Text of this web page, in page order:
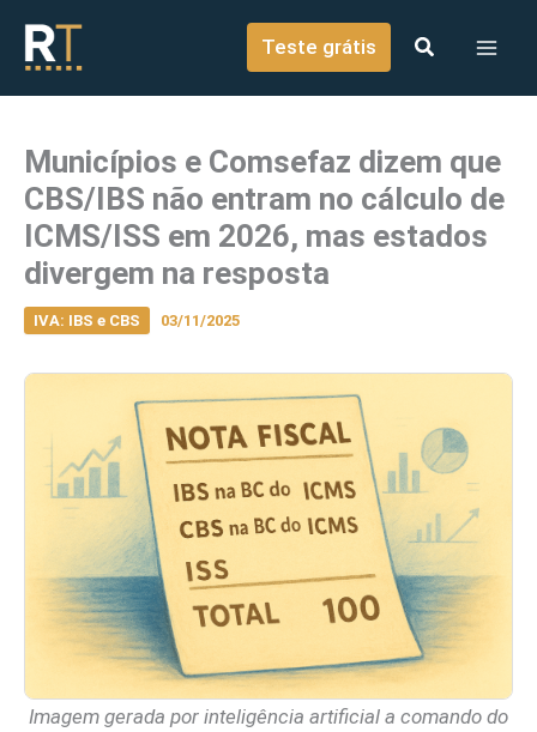
conteúdo
Teste grátis
Municípios e Comsefaz dizem que
CBS/IBS não entram no cálculo de
ICMS/ISS em 2026, mas estados
divergem na resposta
IVA: IBS e CBS 03/11/2025
Imagem gerada por inteligência artificial a comando do